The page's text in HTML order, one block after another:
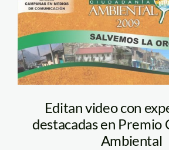
Editan video con
destacadas en Premio
Ambiental